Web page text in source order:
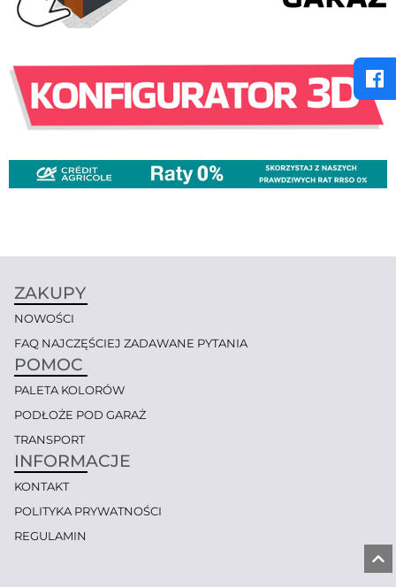
ZAKUPY
NOWOŚCI
FAQ NAJCZĘŚCIEJ ZADAWANE PYTANIA
POMOC
PALETA KOLORÓW
PODŁOŻE POD GARAŻ
TRANSPORT
INFORMACJE
KONTAKT
POLITYKA PRYWATNOŚCI
REGULAMIN